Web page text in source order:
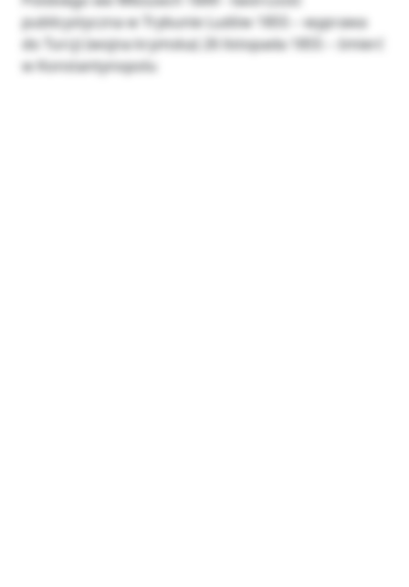
publicystyczna w Trybunie Ludów 1855 – wyprawa
do Turcji (wojna krymska) 26 listopada 1855 – śmierć
w Konstantynopolu